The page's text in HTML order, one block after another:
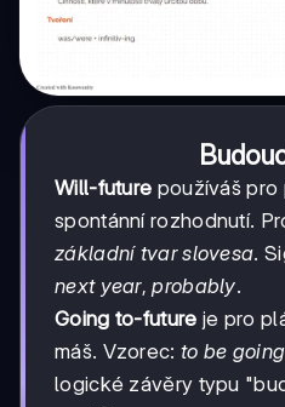
Will-future používáš
spontánní rozhodnutí.
základní tvar slovesa.
next year,probably.
Going to-future je pro
máš. Vzorec: to be
logické závěry typu